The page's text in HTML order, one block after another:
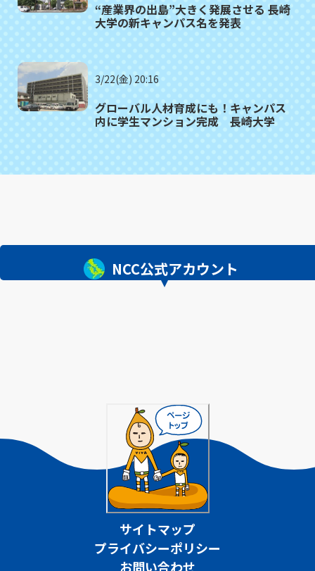
“産業界の出島”大きく発展させる 長崎
大学の新キャンパス名を発表
3/22(金) 20:16
グローバル人材育成にも！キャンパス
内に学生マンション完成 長崎大学
NCC公式アカウント
サイトマップ
プライバシーポリシー
お問い合わせ